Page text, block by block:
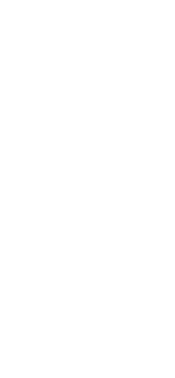
masalah kontekstual.
benar.
proporsional.